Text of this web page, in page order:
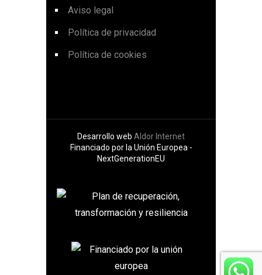
Aviso legal
Política de privacidad
Política de cookies
Desarrollo web Aldor Internet
Financiado por la Unión Europea -
NextGenerationEU